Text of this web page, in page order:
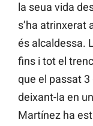
la seua vida
s’ha atrinxerat
és alcaldessa.
fins i tot el
que el passat
deixant-la en
Martínez ha